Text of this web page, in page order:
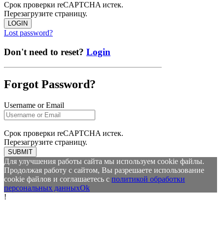
Срок проверки reCAPTCHA истек.
Перезагрузите страницу.
LOGIN
Lost password?
Don't need to reset? Login
Forgot Password?
Username or Email
Срок проверки reCAPTCHA истек.
Перезагрузите страницу.
SUBMIT
Для улучшения работы сайта мы используем cookie файлы.
Продолжая работу с сайтом, Вы разрешаете использование
cookie файлов и соглашаетесь с политикой обработки
персональных данныхOk
!